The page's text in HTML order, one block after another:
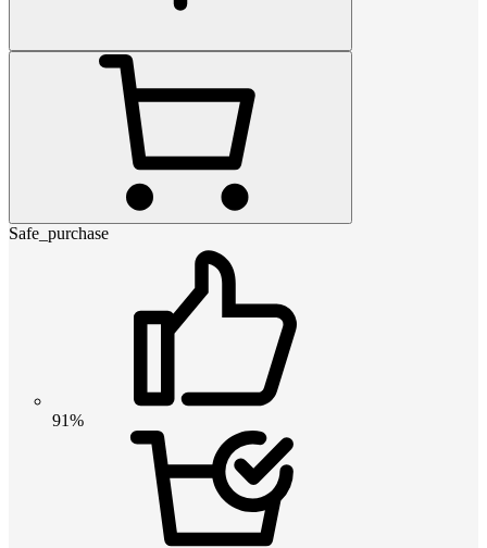
Safe_purchase
91%